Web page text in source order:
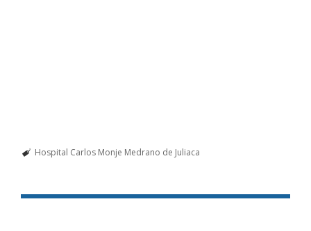
Hospital Carlos Monje Medrano de Juliaca